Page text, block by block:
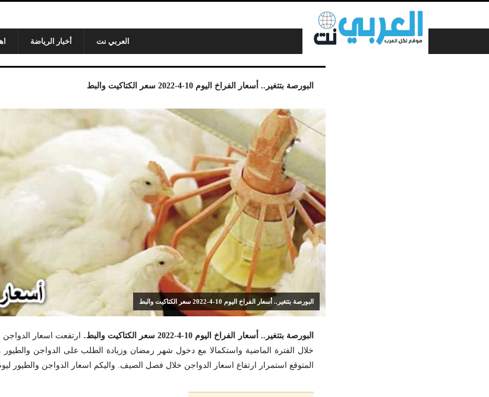
العربي نت أخبار الرياضة
البورصة بتتغير.. أسعار الفراخ اليوم 10-4-2022 سعر الكتاكيت والبط
البورصة بتتغير.. أسعار الفراخ اليوم 10-4-2022 سعر الكتاكيت والبط
البورصة بتتغير.. أسعار الفراخ اليوم 10-4-2022 سعر الكتاكيت والبط.
ارتفعت اسعار
خلال الفترة الماضية واستكمالا مع دخول شهر رمضان وزيادة الطلب على الدواجن
المتوقع استمرار ارتفاع اسعار الدواجن خلال فصل الصيف. واليكم اسعار الدواجن والطيور ليوم الحد